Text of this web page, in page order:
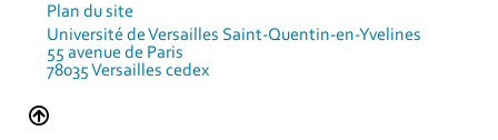
Plan du site
Université de Versailles Saint-Quentin-en-Yvelines
55 avenue de Paris
78035 Versailles cedex